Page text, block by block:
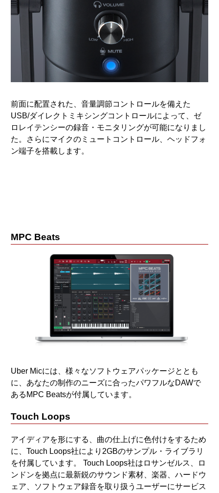
前面に配置された、音量調節コントロールを備えた
USB/ダイレクトミキシングコントロールによって、ゼ
ロレイテンシーの録音・モニタリングが可能になりまし
た。さらにマイクのミュートコントロール、ヘッドフォ
ン端子を搭載します。
MPC Beats
Uber Micには、様々なソフトウェアパッケージととも
に、あなたの制作のニーズに合ったパワフルなDAWで
あるMPC Beatsが付属しています。
Touch Loops
アイディアを形にする、曲の仕上げに色付けをするため
に、Touch Loops社により2GBのサンプル・ライブラリ
を付属しています。 Touch Loops社はロサンゼルス、ロ
ンドンを拠点に最新鋭のサウンド素材、楽器、ハードウ
ェア、ソフトウェア録音を取り扱うユーザーにサービス